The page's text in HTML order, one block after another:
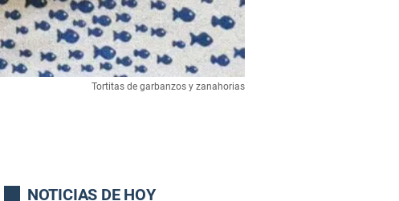
Tortitas de garbanzos y zanahorias
NOTICIAS DE HOY